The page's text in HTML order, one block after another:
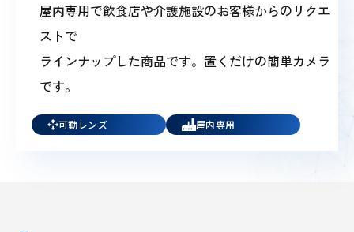
屋内専用で飲食店や介護施設のお客様からのリクエ
ストで
ラインナップした商品です。置くだけの簡単カメラ
です。
可動レンズ 屋内専用